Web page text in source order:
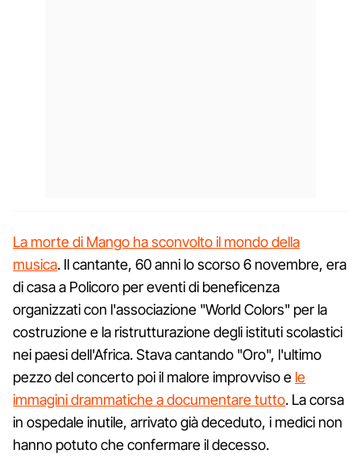
La morte di Mango ha sconvolto il mondo della
musica. Il cantante, 60 anni lo scorso 6 novembre, era
di casa a Policoro per eventi di beneficenza
organizzati con l'associazione "World Colors" per la
costruzione e la ristrutturazione degli istituti scolastici
nei paesi dell'Africa. Stava cantando "Oro", l'ultimo
pezzo del concerto poi il malore improvviso e le
immagini drammatiche a documentare tutto. La corsa
in ospedale inutile, arrivato già deceduto, i medici non
hanno potuto che confermare il decesso.